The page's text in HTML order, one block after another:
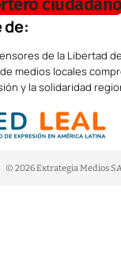
de:
de la Libertad
medios locales
y la solidaridad
© 2026 Extrategia Medios